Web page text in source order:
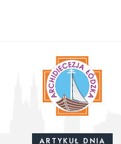
ARTYKUŁ DNIA